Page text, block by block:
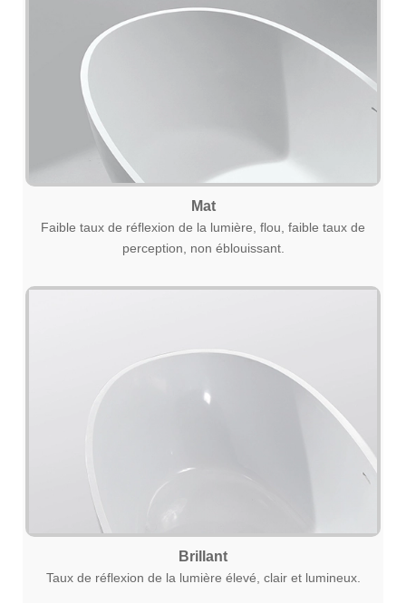
Mat
Faible taux de réflexion de la lumière, flou, faible taux de
perception, non éblouissant.
Brillant
Taux de réflexion de la lumière élevé, clair et lumineux.